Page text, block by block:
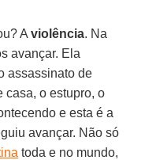
Aviolência. Na
avançar. Ela
assassinato de
casa, o estupro, o
e esta é a
avançar. Não só
toda e no mundo,